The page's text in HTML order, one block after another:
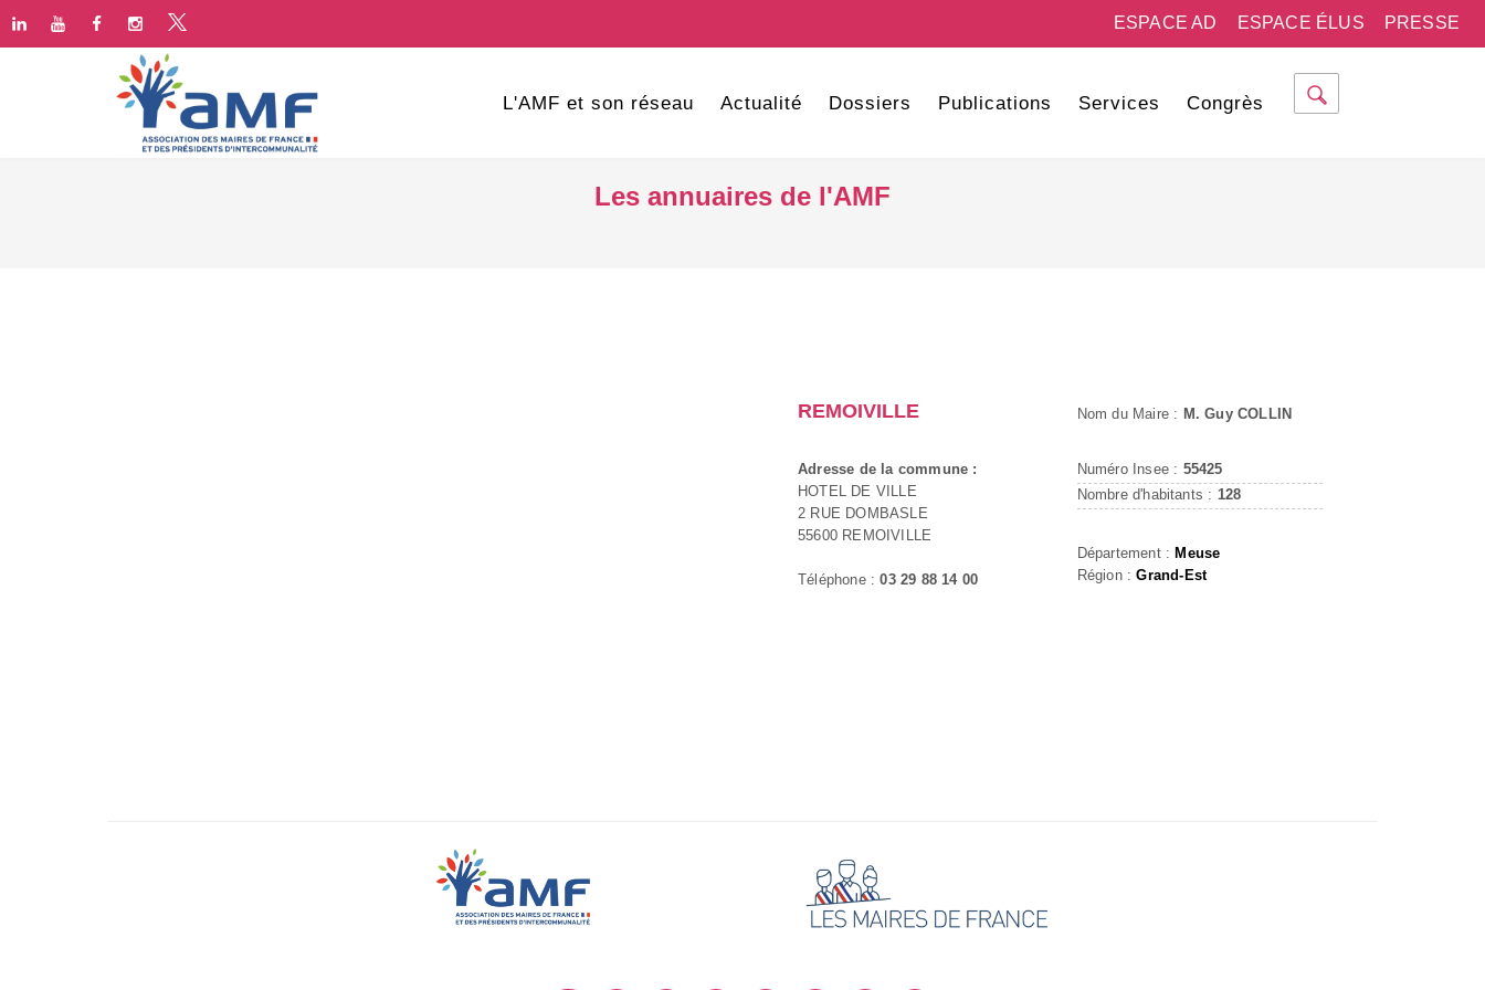
PRESSE
ESPACE ÉLUS
ESPACE AD
L'AMF et son réseau Actualité Dossiers Publications Services Congrès
Les annuaires de l'AMF
REMOIVILLE
Adresse de la commune :
HOTEL DE VILLE
2 RUE DOMBASLE
55600 REMOIVILLE
Téléphone :03 29 88 14 00
Nom du Maire : M. Guy COLLIN
Numéro Insee : 55425
Nombre d'habitants : 128
Département : Meuse
Région :Grand-Est